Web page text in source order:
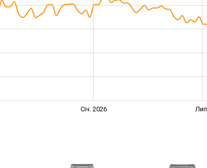
Січ. 2026 Лип.